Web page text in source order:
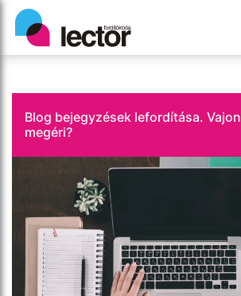
Blog bejegyzések lefordítása. Vajon
megéri?